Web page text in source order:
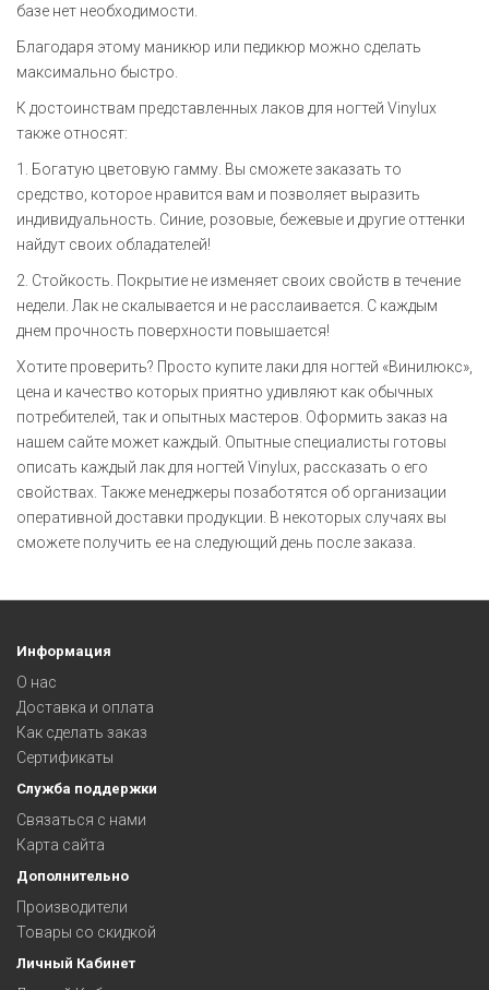
базе нет необходимости.
Благодаря этому маникюр или педикюр можно сделать
максимально быстро.
К достоинствам представленных лаков для ногтей Vinylux
также относят:
1. Богатую цветовую гамму. Вы сможете заказать то
средство, которое нравится вам и позволяет выразить
индивидуальность. Синие, розовые, бежевые и другие оттенки
найдут своих обладателей!
2. Стойкость. Покрытие не изменяет своих свойств в течение
недели. Лак не скалывается и не расслаивается. С каждым
днем прочность поверхности повышается!
Хотите проверить? Просто купите лаки для ногтей «Винилюкс»,
цена и качество которых приятно удивляют как обычных
потребителей, так и опытных мастеров. Оформить заказ на
нашем сайте может каждый. Опытные специалисты готовы
описать каждый лак для ногтей Vinylux, рассказать о его
свойствах. Также менеджеры позаботятся об организации
оперативной доставки продукции. В некоторых случаях вы
сможете получить ее на следующий день после заказа.
Информация
О нас
Доставка и оплата
Как сделать заказ
Сертификаты
Служба поддержки
Связаться с нами
Карта сайта
Дополнительно
Производители
Товары со скидкой
Личный Кабинет